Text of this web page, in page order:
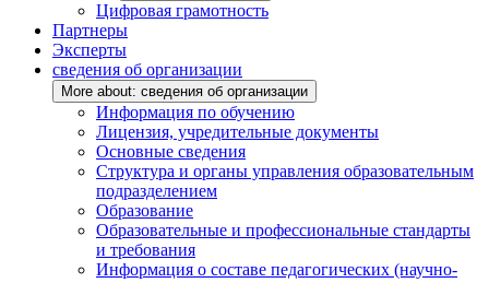
Цифровая грамотность
Партнеры
Эксперты
сведения об организации
More about: сведения об организации
Информация по обучению
Лицензия, учредительные документы
Основные сведения
Структура и органы управления образовательным
подразделением
Образование
Образовательные и профессиональные стандарты
и требования
Информация о составе педагогических (научно-